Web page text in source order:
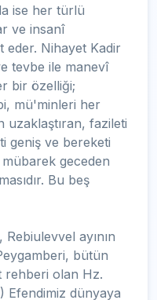
ise her türlü
ve insanî
eder. Nihayet Kadir
tevbe ile manevî
bir özelliği;
mü'minleri her
uzaklaştıran, fazileti
geniş ve bereketi
mübarek geceden
Bu beş
ayının
bütün
rehberi olan Hz.
Efendimiz dünyaya